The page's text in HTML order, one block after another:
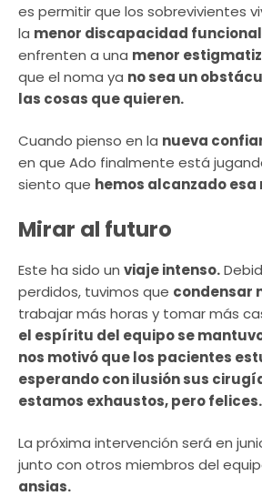
es permitir que los sobrevivientes
la menor discapacidad
enfrenten a una menor
que el noma ya no sea un
las cosas que quieren.
Cuando pienso en la nueva
en que Ado finalmente está
siento que hemos alcanzado esa
Mirar al futuro
Este ha sido un viaje intenso.
perdidos, tuvimos que condensar
trabajar más horas y tomar más
el espíritu del equipo se
nos motivó que los pacientes
esperando con ilusión sus
estamos exhaustos, pero felices.
La próxima intervención será en
junto con otros miembros del
ansias.